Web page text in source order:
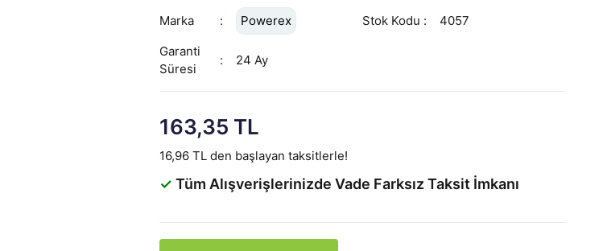
Marka Powerex Stok Kodu
4057
Garanti
Süresi
24 Ay
163,35 TL
16,96 TL den başlayan taksitlerle!
✓ Tüm Alışverişlerinizde Vade Farksız Taksit İmkanı